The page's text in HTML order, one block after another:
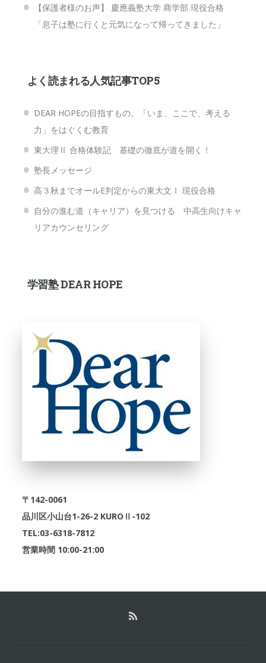
【保護者様のお声】 慶應義塾大学 商学部 現役合格
「息子は塾に行くと元気になって帰ってきました」
よく読まれる人気記事TOP5
DEAR HOPEの目指すもの。「いま、ここで、考える
力」をはぐくむ教育
東大理Ⅱ 合格体験記 基礎の徹底が道を開く！
塾長メッセージ
高３秋までオールE判定からの東大文Ⅰ 現役合格
自分の進む道（キャリア）を見つける 中高生向けキャ
リアカウンセリング
学習塾 DEAR HOPE
〒142-0061
品川区小山台1-26-2 KUROⅡ-102
TEL:03-6318-7812
営業時間 10:00-21:00